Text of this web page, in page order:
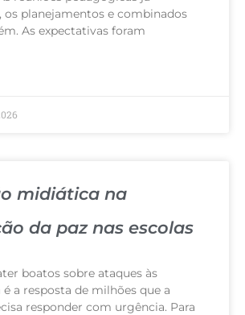
os planejamentos e combinados
As expectativas foram
midiática na
da paz nas escolas
boatos sobre ataques às
é a resposta de milhões que a
responder com urgência. Para